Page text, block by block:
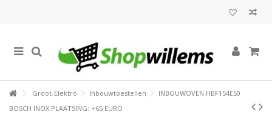
Groot-Elektro Inbouwtoestellen
INBOUWOVEN HBF154ES0
BOSCH INOX PLAATSING: +65 EURO